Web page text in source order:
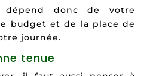
donc de votre
budget et de la place de
journée.
tenue